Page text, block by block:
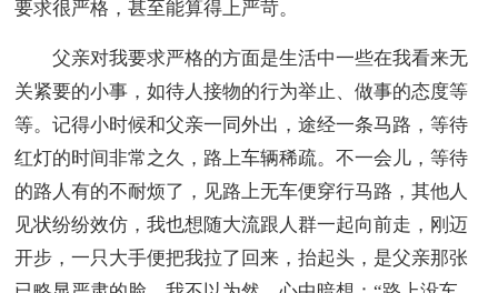
要求很严格，甚至能算得上严苛。
父亲对我要求严格的方面是生活中一些在我看来无
关紧要的小事，如待人接物的行为举止、做事的态度等
等。记得小时候和父亲一同外出，途经一条马路，等待
红灯的时间非常之久，路上车辆稀疏。不一会儿，等待
的路人有的不耐烦了，见路上无车便穿行马路，其他人
见状纷纷效仿，我也想随大流跟人群一起向前走，刚迈
开步，一只大手便把我拉了回来，抬起头，是父亲那张